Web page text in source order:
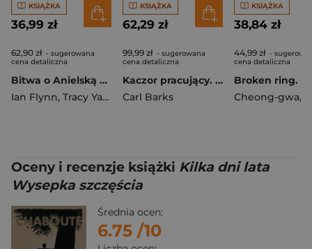
KSIĄŻKA
36,99 zł
62,90 zł - sugerowana
cena detaliczna
Bitwa o Anielską Wyspę 2. Sonic the Hedgehog. Tom 6 wyd. 2
Ian Flynn, Tracy Yardley ,Adam Bryce Thomas
KSIĄŻKA
62,29 zł
99,99 zł - sugerowana
cena detaliczna
Kaczor pracujący. Wielcy bohaterowie Disneya. Kaczor Donald. Tom 3
Carl Barks
KSIĄŻKA
38,84 zł
44,99 zł -
cena detaliczna
Cheong-gwa,
Oceny i recenzje książki Kilka dni lata
Wysepka szczęścia
Średnia ocen:
6.75 /10